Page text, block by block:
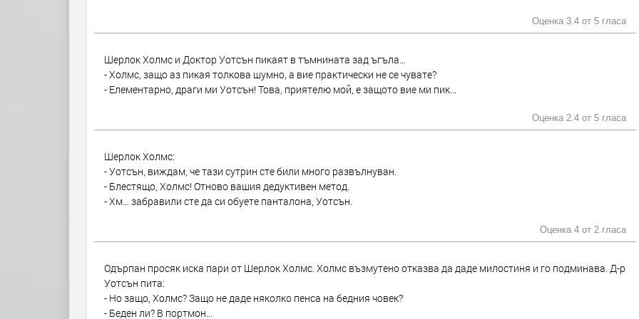
Оценка 3.4 от 5 гласа
Шерлок Холмс и Доктор Уотсън пикаят в тъмнината зад ъгъла…
- Холмс, защо аз пикая толкова шумно, а вие практически не се чувате?
- Елементарно, драги ми Уотсън! Това, приятелю мой, е защото вие ми пик...
Оценка 2.4 от 5 гласа
Шерлок Холмс:
- Уотсън, виждам, че тази сутрин сте били много развълнуван.
- Блестящо, Холмс! Отново вашия дедуктивен метод.
- Хм… забравили сте да си обуете панталона, Уотсън.
Оценка 4 от 2 гласа
Одърпан просяк иска пари от Шерлок Холмс. Холмс възмутено отказва да даде милостиня и го подминава. Д-р
Уотсън пита:
- Но защо, Холмс? Защо не даде няколко пенса на бедния човек?
- Беден ли? В портмон...